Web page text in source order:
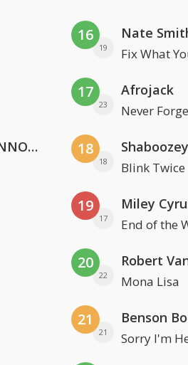
Lustrum U.V.S.V/N.V.V.S.U. & ANNO ONS & Jopke van Dobbenburgh & Roeland Beelen
16
19
Nate
Fix What
17
23
Afrojack
Never
18
18 Blink Twice
19
17
Miley
End of the
20
22
Robert
Mona Lisa
21
21
Benson
Sorry I'm